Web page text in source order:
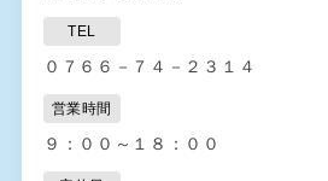
TEL
０７６６－７４－２３１４
営業時間
９：００～１８：００